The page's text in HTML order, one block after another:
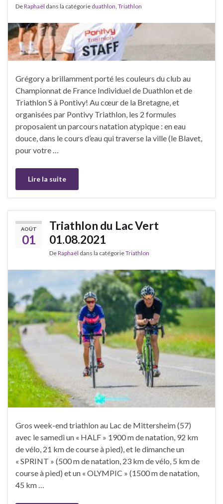
DeRaphaël dans la catégorie duathlon Triathlon
Grégory a brillamment porté les couleurs du club au
Championnat de France Individuel de Duathlon et de
Triathlon S à Pontivy! Au cœur de la Bretagne, et
organisées par Pontivy Triathlon, les 2 formules
proposaient un parcours natation atypique : en eau
douce, dans le cours d’eau qui traverse la ville (le Blavet,
pour votre …
Lire la suite
AOÛT
01
Triathlon du Lac Vert
01.08.2021
DeRaphaël dans la catégorieTriathlon
Gros week-end triathlon au Lac de Mittersheim (57)
avec le samedi un « HALF » 1900 m de natation, 92 km
de vélo, 21 km de course à pied), et le dimanche un
« SPRINT » (500 m de natation, 23 km de vélo, 5 km de
course à pied) et un « OLYMPIC » (1500 m de natation,
45 km …